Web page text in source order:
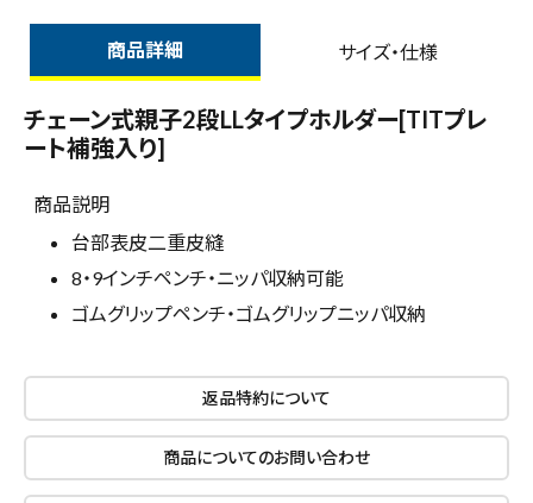
close
商品詳細 サイズ・仕様
チェーン式親子2段LLタイプホルダー[TITプレ
ート補強入り]
商品説明
台部表皮二重皮縫
8・9インチペンチ・ニッパ収納可能
ゴムグリップペンチ・ゴムグリップニッパ収納
返品特約について
商品についてのお問い合わせ